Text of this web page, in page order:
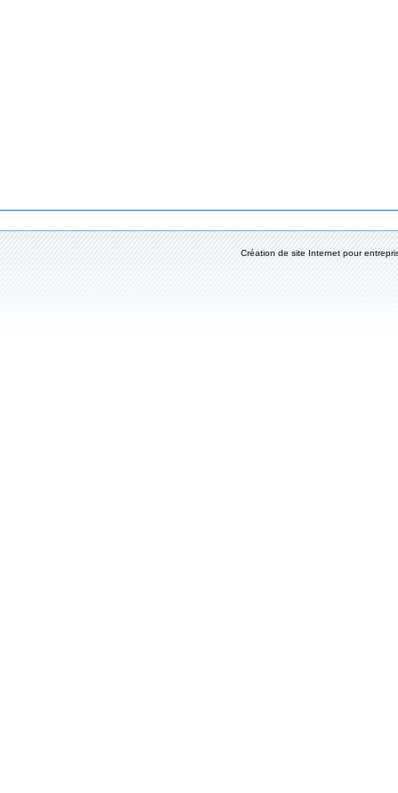
Création de site Internet pour